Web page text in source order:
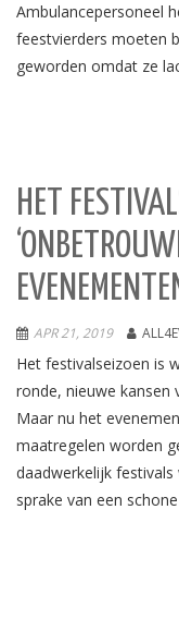
Ambulancepersoneel
feestvierders moeten
geworden omdat ze
HET
APR 21, 2019
Het festivalseizoen is
ronde, nieuwe kansen
Maar nu het
maatregelen worden
daadwerkelijk
sprake van een